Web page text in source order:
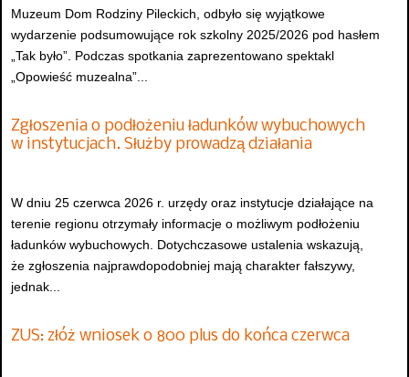
Muzeum Dom Rodziny Pileckich, odbyło się wyjątkowe
wydarzenie podsumowujące rok szkolny 2025/2026 pod hasłem
„Tak było”. Podczas spotkania zaprezentowano spektakl
„Opowieść muzealna”...
Zgłoszenia o podłożeniu ładunków wybuchowych
w instytucjach. Służby prowadzą działania
W dniu 25 czerwca 2026 r. urzędy oraz instytucje działające na
terenie regionu otrzymały informacje o możliwym podłożeniu
ładunków wybuchowych. Dotychczasowe ustalenia wskazują,
że zgłoszenia najprawdopodobniej mają charakter fałszywy,
jednak...
ZUS: złóż wniosek o 800 plus do końca czerwca